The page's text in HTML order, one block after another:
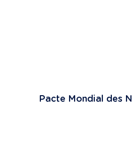
Pacte Mondial des